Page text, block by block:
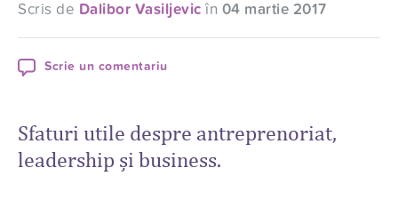
Scris de Dalibor Vasiljevic în 04 martie 2017
Scrie un comentariu
Sfaturi utile despre antreprenoriat,
leadership și business.